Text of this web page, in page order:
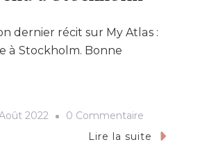
dernier récit sur My Atlas :
à Stockholm. Bonne
2022 0 Commentaire
Un
Lire la suite